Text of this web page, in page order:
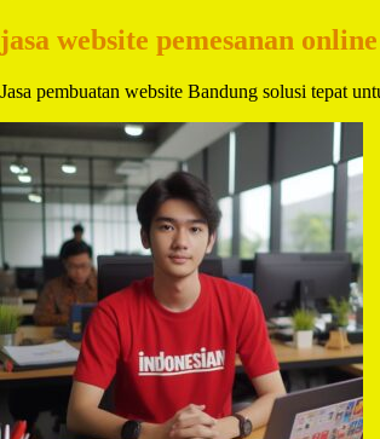
jasa website pemesanan online
Jasa pembuatan website Bandung solusi tepat